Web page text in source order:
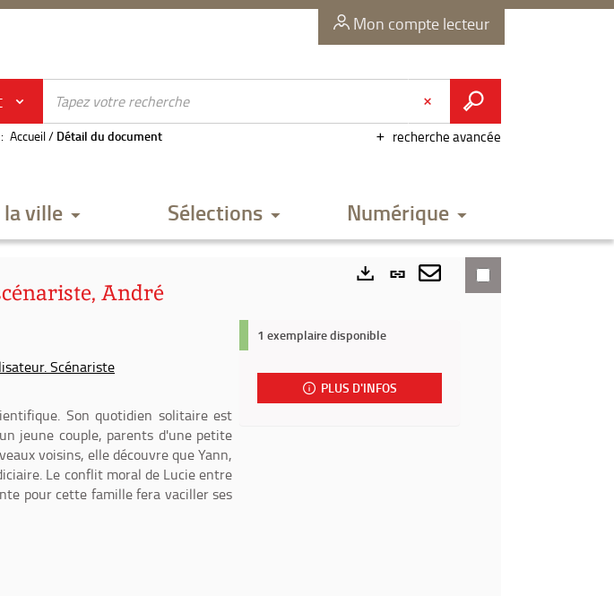
Mon compte lecteur
recherche avancée
Accueil/ Détail du document
la ville Sélections Numérique
André
Scénariste
Son quotidien solitaire est
jeune couple, parents d'une petite
voisins, elle découvre que Yann,
Le conflit moral de Lucie entre
pour cette famille fera vaciller ses
Lien
permanent
fenêtre)
Envoyer
mail
1 exemplaire disponible
PLUS D'INFOS